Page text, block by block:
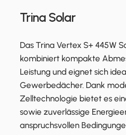
Trina Solar
Das Trina Vertex S+ 445W
kombiniert kompakte
Leistung und eignet sich
Gewerbedächer. Dank
Zelltechnologie bietet es
sowie zuverlässige
anspruchsvollen